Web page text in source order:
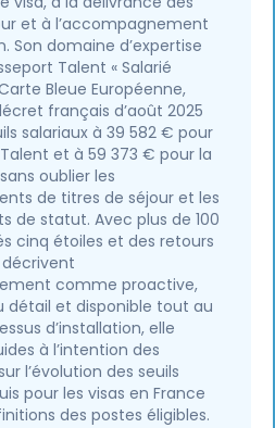
et à l’accompagnement
Son domaine d’expertise
Talent « Salarié
Bleue Européenne,
français d’août 2025
salariaux à 39 582 € pour
et à 59 373 € pour la
oublier les
de titres de séjour et les
de statut. Avec plus de 100
cinq étoiles et des retours
comme proactive,
détail et disponible tout au
d’installation, elle
à l’intention des
l’évolution des seuils
pour les visas en France
des postes éligibles.